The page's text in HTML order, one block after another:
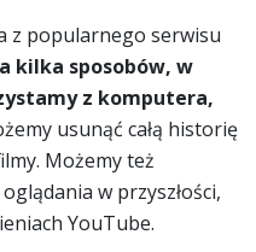
z popularnego serwisu
kilka sposobów, w
z komputera,
usunąć całą historię
Możemy też
w przyszłości,
YouTube.